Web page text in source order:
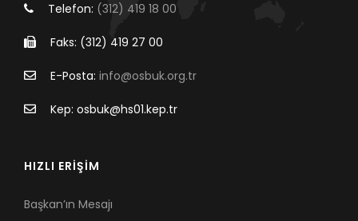
Telefon: (312) 419 18 00
Faks: (312) 419 27 00
E-Posta: info@osbuk.org.tr
Kep: osbuk@hs01.kep.tr
HIZLI ERİŞİM
Başkan’ın Mesajı